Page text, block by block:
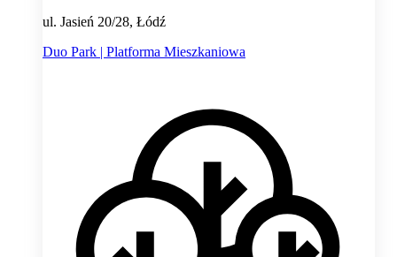
ul. Jasień 20/28, Łódź
Duo Park | Platforma Mieszkaniowa